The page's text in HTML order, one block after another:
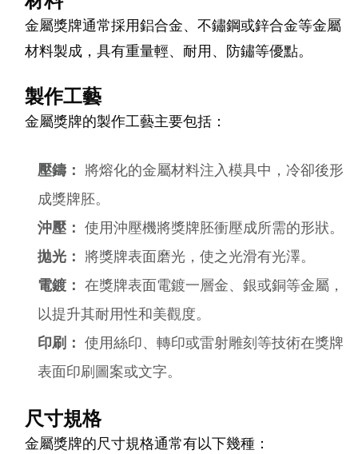
金屬獎牌通常採用鋁合金、不鏽鋼或鋅合金等金屬
材料製成，具有重量輕、耐用、防鏽等優點。
製作工藝
金屬獎牌的製作工藝主要包括：
壓鑄：
將熔化的金屬材料注入模具中，冷卻後形
成獎牌胚。
沖壓： 使用沖壓機將獎牌胚衝壓成所需的形狀。
拋光：
將獎牌表面磨光，使之光滑有光澤。
電鍍： 在獎牌表面電鍍一層金、銀或銅等金屬，
以提升其耐用性和美觀度。
印刷： 使用絲印、轉印或雷射雕刻等技術在獎牌
表面印刷圖案或文字。
尺寸規格
金屬獎牌的尺寸規格通常有以下幾種：